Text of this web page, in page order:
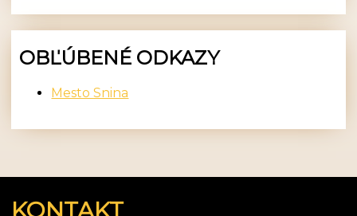
OBĽÚBENÉ ODKAZY
Mesto Snina
KONTAKT